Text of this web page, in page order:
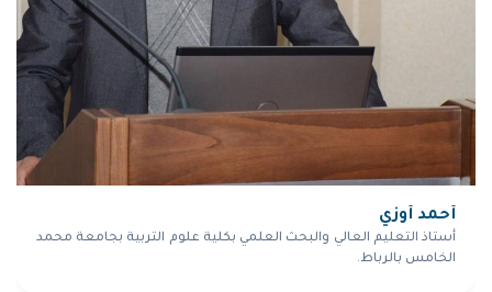
أحمد أوزي
أستاذ التعليم العالي والبحث العلمي بكلية علوم التربية بجامعة محمد
الخامس بالرباط.